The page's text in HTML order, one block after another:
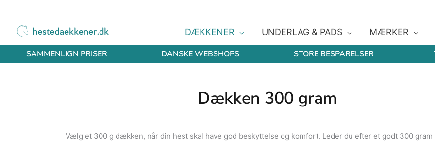
indholdet
DÆKKENER UNDERLAG & PADS MÆRKER
SAMMENLIGN PRISER DANSKE WEBSHOPS STORE BESPARELSER
Dækken 300 gram
Vælg et 300 g dækken, når din hest skal have god beskyttelse og komfort. Leder du efter et godt 300 gram